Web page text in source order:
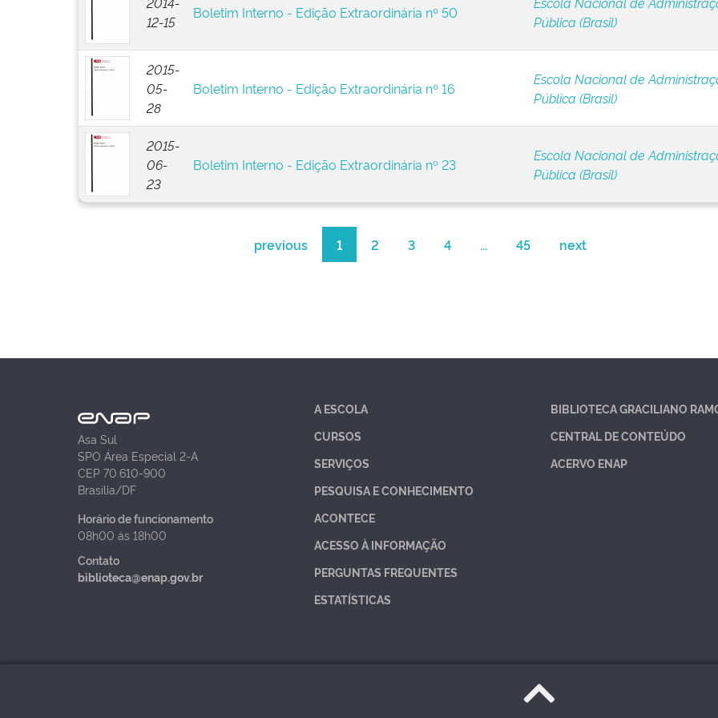
12-15
Boletim Interno - Edição Extraordinária nº 50
Pública (Brasil)
2015-
05-
28
Boletim Interno - Edição Extraordinária nº 16
Escola Nacional de
Pública (Brasil)
2015-
06-
23
Boletim Interno - Edição Extraordinária nº 23
Escola Nacional de
Pública (Brasil)
previous 1 2 3 4 ... 45 next
Asa Sul
SPO Área Especial 2-A
CEP 70.610-900
Brasília/DF
Horário de funcionamento
08h00 às 18h00
Contato
biblioteca@enap.gov.br
A ESCOLA
CURSOS
SERVIÇOS
PESQUISA E CONHECIMENTO
ACONTECE
ACESSO À INFORMAÇÃO
PERGUNTAS FREQUENTES
ESTATÍSTICAS
BIBLIOTECA GRACILIANO
CENTRAL DE CONTEÚDO
ACERVO ENAP